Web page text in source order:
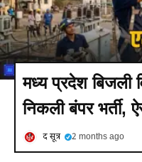
मध्य प्रदेश बिजली
निकली बंपर
द सूत्र 2 months ago